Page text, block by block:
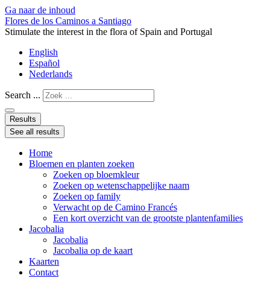
Ga naar de inhoud
Flores de los Caminos a Santiago
Stimulate the interest in the flora of Spain and Portugal
English
Español
Nederlands
Search ...
Results
See all results
Home
Bloemen en planten zoeken
Zoeken op bloemkleur
Zoeken op wetenschappelijke naam
Zoeken op family
Verwacht op de Camino Francés
Een kort overzicht van de grootste plantenfamilies
Jacobalia
Jacobalia
Jacobalia op de kaart
Kaarten
Contact